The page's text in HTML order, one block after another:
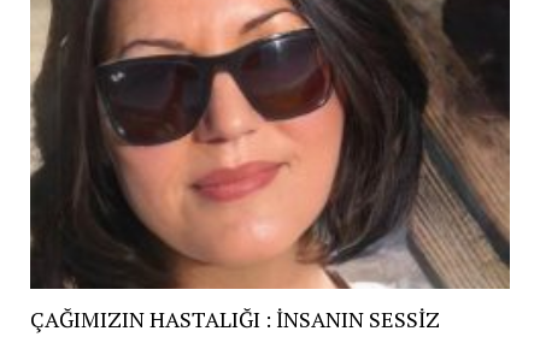
ÇAĞIMIZIN HASTALIĞI : İNSANIN SESSİZ